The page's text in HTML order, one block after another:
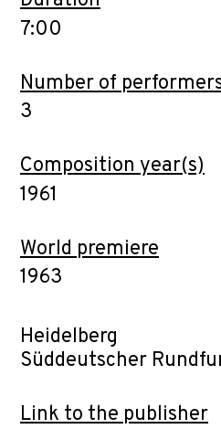
7:00
Number of
3
Composition year(s)
1961
World premiere
1963
Heidelberg
Süddeutscher
Link to the publisher